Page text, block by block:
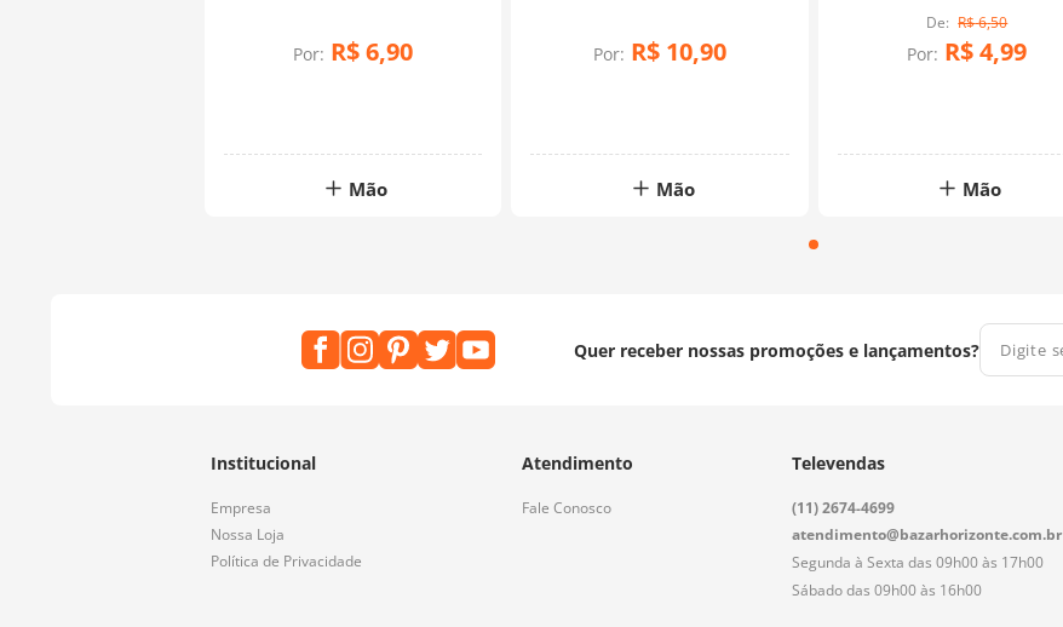
Por: R$6,90
Mão
Por: R$ 10,90
Mão
R$6,50
Por: R$4,99
Mão
Quer receber nossas promoções e lançamentos?
Institucional
Empresa
Nossa Loja
Política de Privacidade
Atendimento
Fale Conosco
Televendas
(11) 2674-4699
atendimento@bazarhorizonte.com.br
Segunda à Sexta das 09h00 às 17h00
Sábado das 09h00 às 16h00